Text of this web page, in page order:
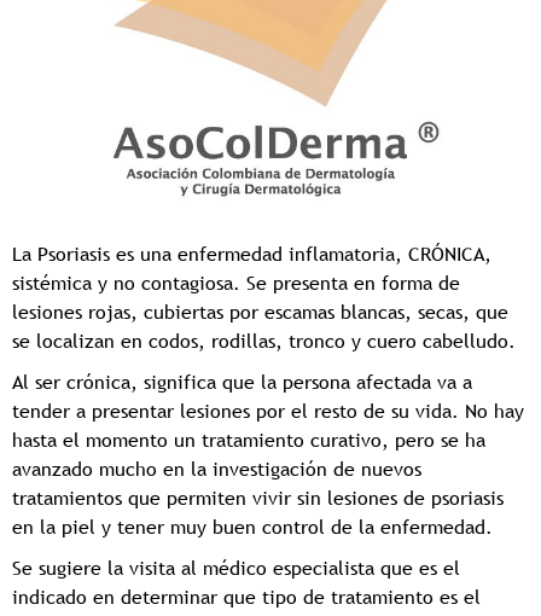
La Psoriasis es una enfermedad inflamatoria, CRÓNICA,
sistémica y no contagiosa. Se presenta en forma de
lesiones rojas, cubiertas por escamas blancas, secas, que
se localizan en codos, rodillas, tronco y cuero cabelludo.
Al ser crónica, significa que la persona afectada va a
tender a presentar lesiones por el resto de su vida. No hay
hasta el momento un tratamiento curativo, pero se ha
avanzado mucho en la investigación de nuevos
tratamientos que permiten vivir sin lesiones de psoriasis
en la piel y tener muy buen control de la enfermedad.
Se sugiere la visita al médico especialista que es el
indicado en determinar que tipo de tratamiento es el